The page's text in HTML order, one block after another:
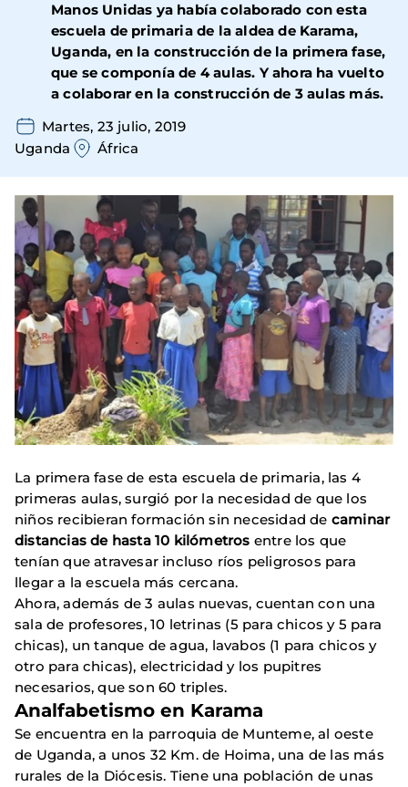
Manos Unidas ya había colaborado con esta
escuela de primaria de la aldea de Karama,
Uganda, en la construcción de la primera fase,
que se componía de 4 aulas. Y ahora ha vuelto
a colaborar en la construcción de 3 aulas más.
Martes, 23 julio, 2019
Uganda
África
La primera fase de esta escuela de primaria, las 4
primeras aulas, surgió por la necesidad de que los
niños recibieran formación sin necesidad de caminar
distancias de hasta 10 kilómetros entre los que
tenían que atravesar incluso ríos peligrosos para
llegar a la escuela más cercana.
Ahora, además de 3 aulas nuevas, cuentan con una
sala de profesores, 10 letrinas (5 para chicos y 5 para
chicas), un tanque de agua, lavabos (1 para chicos y
otro para chicas), electricidad y los pupitres
necesarios, que son 60 triples.
Analfabetismo en Karama
Se encuentra en la parroquia de Munteme, al oeste
de Uganda, a unos 32 Km. de Hoima, una de las más
rurales de la Diócesis. Tiene una población de unas